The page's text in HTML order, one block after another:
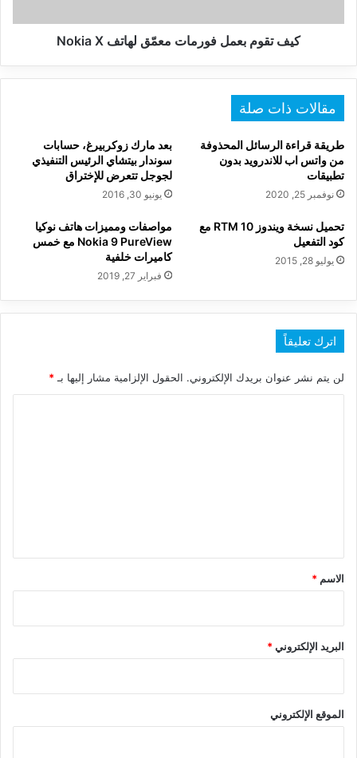
كيف تقوم بعمل فورمات معمّق لهاتف Nokia X
مقالات ذات صلة
طريقة قراءة الرسائل المحذوفة
من واتس اب للاندرويد بدون
تطبيقات
نوفمبر 25, 2020
بعد مارك زوكربيرغ، حسابات
سوندار بيتشاي الرئيس التنفيذي
لجوجل تتعرض للإختراق
يونيو 30, 2016
تحميل نسخة ويندوز 10 RTM مع
كود التفعيل
يوليو 28, 2015
مواصفات ومميزات هاتف نوكيا
Nokia 9 PureView مع خمس
كاميرات خلفية
فبراير 27, 2019
اترك تعليقاً
لن يتم نشر عنوان بريدك الإلكتروني. الحقول الإلزامية مشار إليها بـ*
*
الاسم *
البريد الإلكتروني*
الموقع الإلكتروني